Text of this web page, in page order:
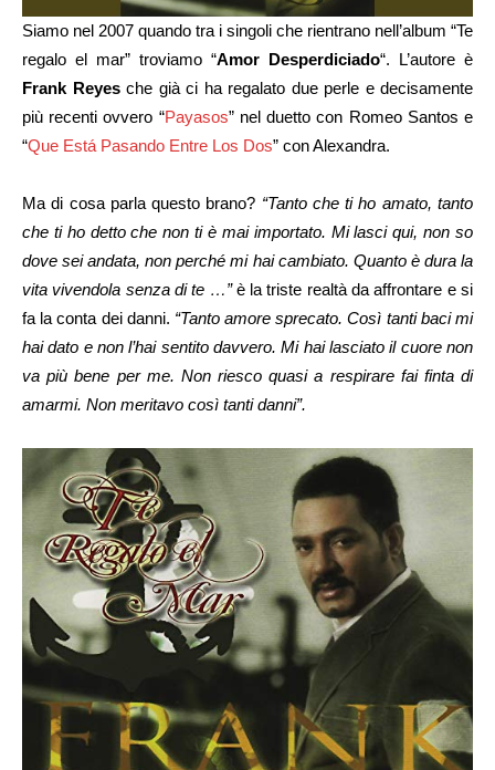
Siamo nel 2007 quando tra i singoli che rientrano nell’album “Te
regalo el mar” troviamo “Amor Desperdiciado“. L’autore è
Frank Reyesche già ci ha regalato due perle e decisamente
più recenti ovvero “Payasos” nel duetto con Romeo Santos e
“Que Está Pasando Entre Los Dos” con Alexandra.
Ma di cosa parla questo brano? “Tanto che ti ho amato, tanto
che ti ho detto che non ti è mai importato. Mi lasci qui, non so
dove sei andata, non perché mi hai cambiato. Quanto è dura la
vita vivendola senza di te …”è la triste realtà da affrontare e si
fa la conta dei danni. “Tanto amore sprecato. Così tanti baci mi
hai dato e non l’hai sentito davvero. Mi hai lasciato il cuore non
va più bene per me. Non riesco quasi a respirare fai finta di
amarmi. Non meritavo così tanti danni”.